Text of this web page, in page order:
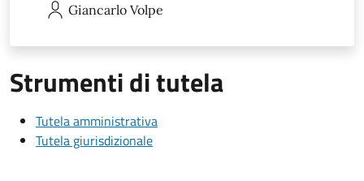
Giancarlo Volpe
Strumenti di tutela
Tutela amministrativa
Tutela giurisdizionale